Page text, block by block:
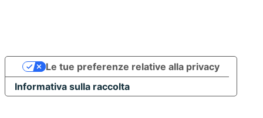
Informativa sulla raccolta
Le tue preferenze relative alla privacy